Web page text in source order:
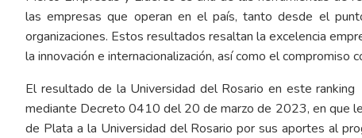
las empresas que operan en el país, tanto desde el
organizaciones. Estos resultados resaltan la excelencia
la innovación e internacionalización, así como el compromiso
El resultado de la Universidad del Rosario en este
mediante Decreto 0410 del 20 de marzo de 2023, en que
de Plata a la Universidad del Rosario por sus aportes al